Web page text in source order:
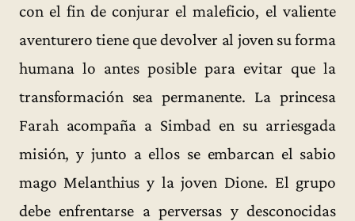
con el fin de conjurar el maleficio, el valiente
aventurero tiene que devolver al joven su forma
humana lo antes posible para evitar que la
transformación sea permanente. La princesa
Farah acompaña a Simbad en su arriesgada
misión, y junto a ellos se embarcan el sabio
mago Melanthius y la joven Dione. El grupo
debe enfrentarse a perversas y desconocidas